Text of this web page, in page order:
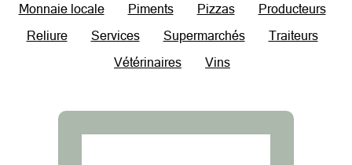
Monnaie locale
Piments Pizzas
Producteurs
Reliure
Services Supermarchés
Traiteurs
Vétérinaires
Vins